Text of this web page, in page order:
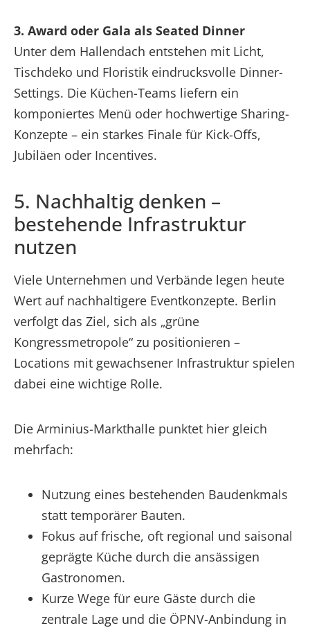
3. Award oder Gala als Seated Dinner
Unter dem Hallendach entstehen mit Licht,
Tischdeko und Floristik eindrucksvolle Dinner-
Settings. Die Küchen-Teams liefern ein
komponiertes Menü oder hochwertige Sharing-
Konzepte – ein starkes Finale für Kick-Offs,
Jubiläen oder Incentives.
5. Nachhaltig denken –
bestehende Infrastruktur
nutzen
Viele Unternehmen und Verbände legen heute
Wert auf nachhaltigere Eventkonzepte. Berlin
verfolgt das Ziel, sich als „grüne
Kongressmetropole“ zu positionieren –
Locations mit gewachsener Infrastruktur spielen
dabei eine wichtige Rolle.
Die Arminius-Markthalle punktet hier gleich
mehrfach:
Nutzung eines bestehenden Baudenkmals
statt temporärer Bauten.
Fokus auf frische, oft regional und saisonal
geprägte Küche durch die ansässigen
Gastronomen.
Kurze Wege für eure Gäste durch die
zentrale Lage und die ÖPNV-Anbindung in